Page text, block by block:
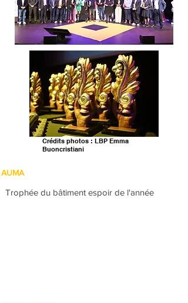
Crédits photos : LBP Emma
Buoncristiani
AUMA
Trophée du bâtiment espoir de l'année